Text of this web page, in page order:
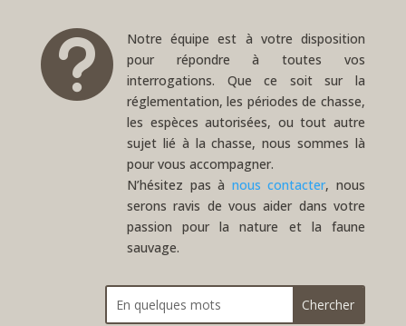

Notre équipe est à votre disposition
pour répondre à toutes vos
interrogations. Que ce soit sur la
réglementation, les périodes de chasse,
les espèces autorisées, ou tout autre
sujet lié à la chasse, nous sommes là
pour vous accompagner.
N’hésitez pas à nous contacter, nous
serons ravis de vous aider dans votre
passion pour la nature et la faune
sauvage.